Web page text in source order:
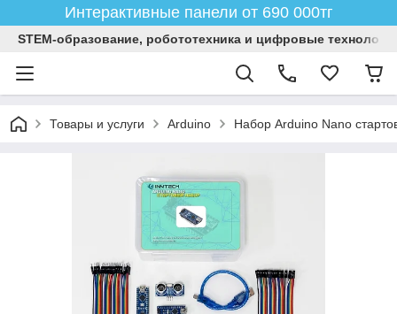
Интерактивные панели от 690 000тг
STEM-образование, робототехника и цифровые
Товары и услуги Arduino Набор Arduino Nano